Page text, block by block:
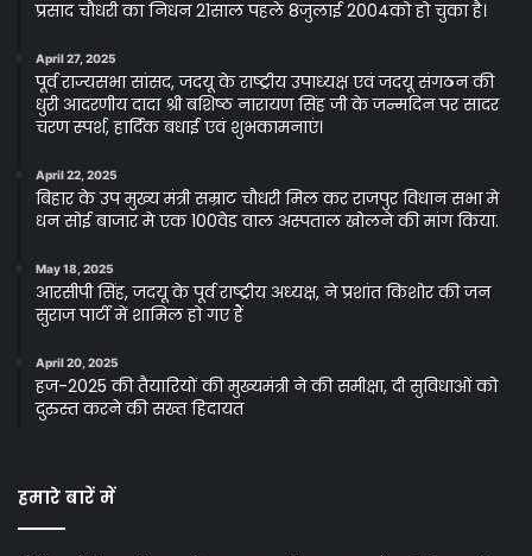
प्रसाद चौधरी का निधन 21साल पहले 8जुलाई 2004को हो चुका है।
April 27, 2025
पूर्व राज्यसभा सांसद, जदयू के राष्ट्रीय उपाध्यक्ष एवं जदयू संगठन की
धुरी आदरणीय दादा श्री बशिष्ठ नारायण सिंह जी के जन्मदिन पर सादर
चरण स्पर्श, हार्दिक बधाई एवं शुभकामनाएं।
April 22, 2025
बिहार के उप मुख्य मंत्री सम्राट चौधरी मिल कर राजपुर विधान सभा मे
धन सोई बाजार मे एक 100वेड वाल अस्पताल खोलने की मांग किया.
May 18, 2025
आरसीपी सिंह, जदयू के पूर्व राष्ट्रीय अध्यक्ष, ने प्रशांत किशोर की जन
सुराज पार्टी में शामिल हो गए हैं
April 20, 2025
हज-2025 की तैयारियों की मुख्यमंत्री ने की समीक्षा, दी सुविधाओं को
दुरुस्त करने की सख्त हिदायत
हमारे बारें में